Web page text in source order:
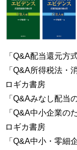
「Q&A配当還元方
「Q&A所得税法・
ロギカ書房
「Q&Aみなし配当
「Q&A中小企業の
ロギカ書房
「Q&A中小・零細